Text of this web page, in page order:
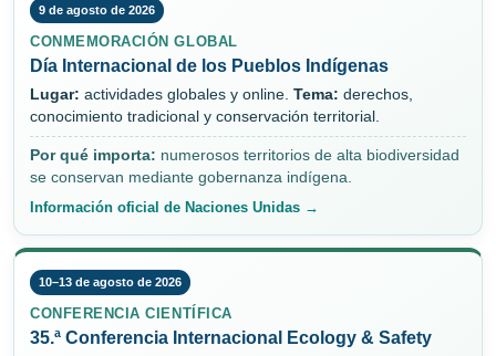
9 de agosto de 2026
CONMEMORACIÓN GLOBAL
Día Internacional de los Pueblos Indígenas
Lugar: actividades globales y online. Tema: derechos,
conocimiento tradicional y conservación territorial.
Por qué importa: numerosos territorios de alta biodiversidad
se conservan mediante gobernanza indígena.
Información oficial de Naciones Unidas →
10–13 de agosto de 2026
CONFERENCIA CIENTÍFICA
35.ª Conferencia Internacional Ecology & Safety